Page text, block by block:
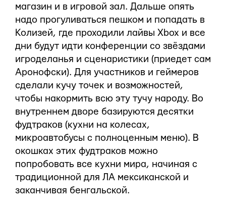
магазин и в игровой зал. Дальше опять
надо прогуливаться пешком и попадать в
Колизей, где проходили лайвы Xbox и все
дни будут идти конференции со звёздами
игроделанья и сценаристики (приедет сам
Аронофски). Для участников и геймеров
сделали кучу точек и возможностей,
чтобы накормить всю эту тучу народу. Во
внутреннем дворе базируются десятки
фудтраков (кухни на колесах,
микроавтобусы с полноценным меню). В
окошках этих фудтраков можно
попробовать все кухни мира, начиная с
традиционной для ЛА мексиканской и
заканчивая бенгальской.